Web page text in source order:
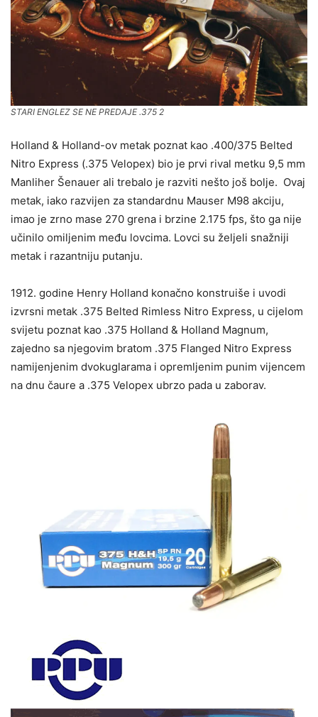
STARI ENGLEZ SE NE PREDAJE .375 2
Holland & Holland-ov metak poznat kao .400/375 Belted
Nitro Express (.375 Velopex) bio je prvi rival metku 9,5 mm
Manliher Šenauer ali trebalo je razviti nešto još bolje. Ovaj
metak, iako razvijen za standardnu Mauser M98 akciju,
imao je zrno mase 270 grena i brzine 2.175 fps, što ga nije
učinilo omiljenim među lovcima. Lovci su željeli snažniji
metak i razantniju putanju.
1912. godine Henry Holland konačno konstruiše i uvodi
izvrsni metak .375 Belted Rimless Nitro Express, u cijelom
svijetu poznat kao .375 Holland & Holland Magnum,
zajedno sa njegovim bratom .375 Flanged Nitro Express
namijenjenim dvokuglarama i opremljenim punim vijencem
na dnu čaure a .375 Velopex ubrzo pada u zaborav.